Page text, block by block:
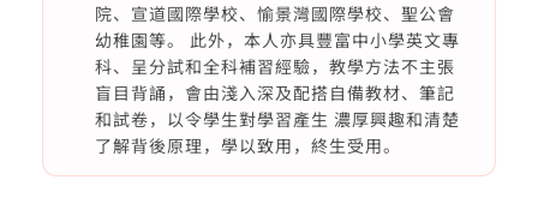
院、宣道國際學校、愉景灣國際學校、聖公會
幼稚園等。 此外，本人亦具豐富中小學英文專
科、呈分試和全科補習經驗，教學方法不主張
盲目背誦，會由淺入深及配搭自備教材、筆記
和試卷，以令學生對學習產生 濃厚興趣和清楚
了解背後原理，學以致用，終生受用。